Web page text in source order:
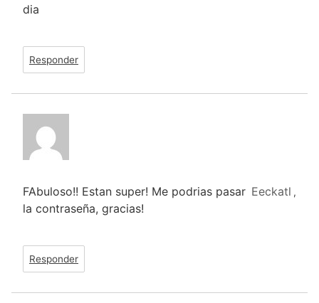
dia
Responder
Eeckatl ,
FAbuloso!! Estan super! Me podrias pasar
la contraseña, gracias!
Responder